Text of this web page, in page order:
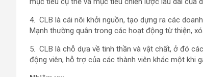
4. CLB là cái nôi khởi nguồn, tạo dựng ra các
Mạnh thường quân trong các hoạt động từ thiện,
5. CLB là chỗ dựa về tinh thần và vật chất, ở đó
động viên, hỗ trợ của các thành viên khác một khi